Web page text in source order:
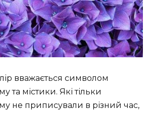
вважається символом
та містики. Які тільки
не приписували в різний час,